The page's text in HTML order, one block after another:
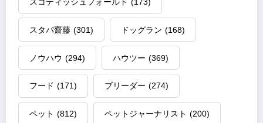
り
スタパ齋藤 (301) ドッグラン (168)
ノウハウ (294) ハウツー (369)
フード (171) ブリーダー (274)
ペット (812) ペットジャーナリスト (200)